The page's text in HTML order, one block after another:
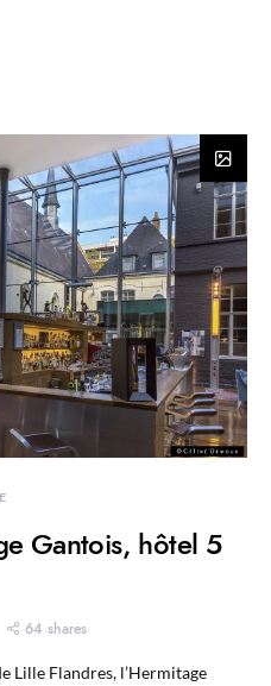
Gantois, hôtel 5
64 shares
Lille Flandres, l’Hermitage